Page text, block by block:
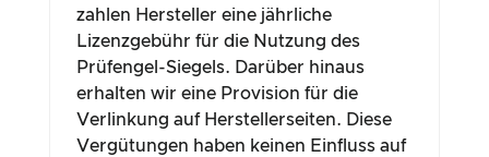
zahlen Hersteller eine jährliche
Lizenzgebühr für die Nutzung des
Prüfengel-Siegels. Darüber hinaus
erhalten wir eine Provision für die
Verlinkung auf Herstellerseiten. Diese
Vergütungen haben keinen Einfluss auf